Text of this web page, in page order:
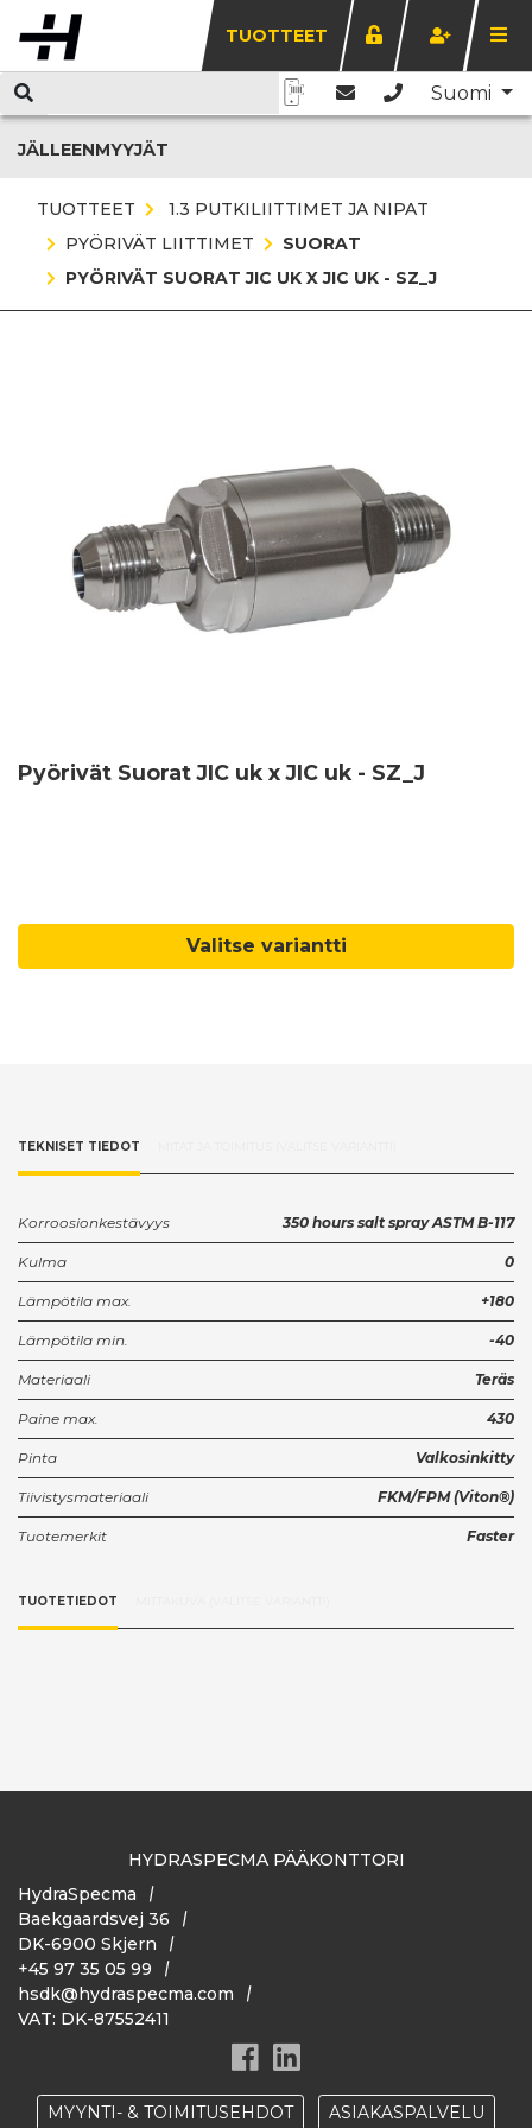
TUOTTEET
Suomi
JÄLLEENMYYJÄT
TUOTTEET
1.3 PUTKILIITTIMET JA NIPAT
PYÖRIVÄT LIITTIMET
SUORAT
PYÖRIVÄT SUORAT JIC UK X JIC UK - SZ_J
Pyörivät Suorat JIC uk x JIC uk - SZ_J
Valitse variantti
TEKNISET TIEDOT
Korroosionkestävyys 350 hours salt spray ASTM B-117
Kulma 0
Lämpötila max. +180
Lämpötila min. -40
Materiaali Teräs
Paine max. 430
Pinta Valkosinkitty
Tiivistysmateriaali FKM/FPM (Viton®)
Tuotemerkit Faster
TUOTETIEDOT
HYDRASPECMA PÄÄKONTTORI
HydraSpecma
Baekgaardsvej 36
DK-6900 Skjern
+45 97 35 05 99
hsdk@hydraspecma.com
VAT: DK-87552411
MYYNTI- & TOIMITUSEHDOT ASIAKASPALVELU